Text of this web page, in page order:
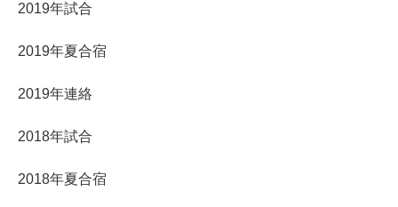
2019年試合
2019年夏合宿
2019年連絡
2018年試合
2018年夏合宿